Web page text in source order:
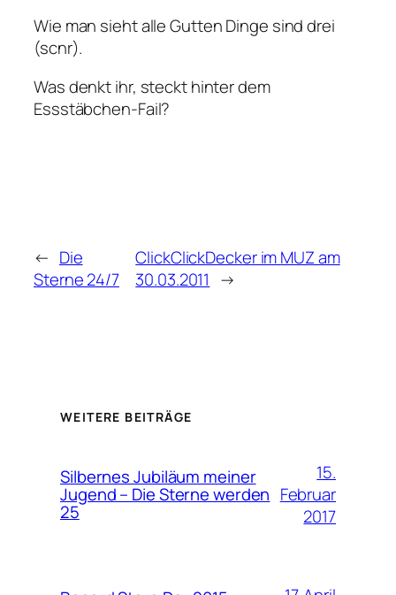
Wie man sieht alle Gutten Dinge sind drei
(scnr).
Was denkt ihr, steckt hinter dem
Essstäbchen-Fail?
← Die
Sterne 24/7
ClickClickDecker im MUZ am
30.03.2011 →
WEITERE BEITRÄGE
Silbernes Jubiläum meiner
Jugend – Die Sterne werden
25
15.
Februar
2017